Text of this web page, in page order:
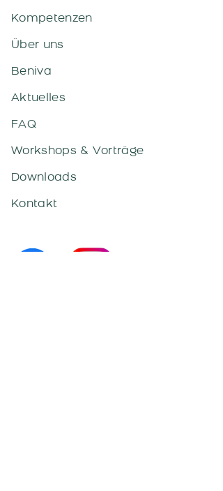
Kompetenzen
Über uns
Beniva
Aktuelles
FAQ
Workshops & Vorträge
Downloads
Kontakt